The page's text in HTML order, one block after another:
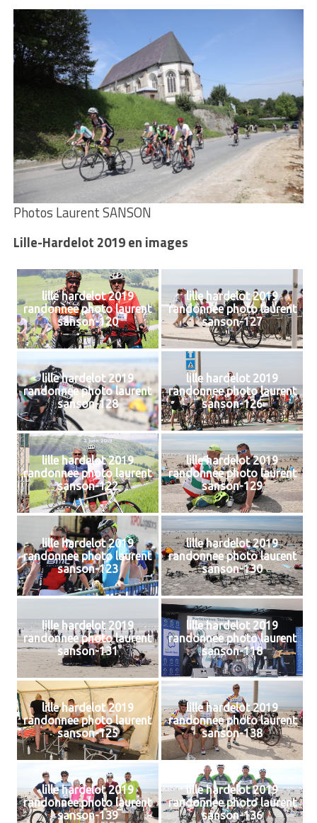
Photos Laurent SANSON
Lille-Hardelot 2019 en images
lille hardelot 2019
randonnee photo laurent
sanson-120
lille hardelot 2019
randonnee photo laurent
sanson-127
lille hardelot 2019
randonnee photo laurent
sanson-128
lille hardelot 2019
randonnee photo laurent
sanson-126
lille hardelot 2019
randonnee photo laurent
sanson-122
lille hardelot 2019
randonnee photo laurent
sanson-129
lille hardelot 2019
randonnee photo laurent
sanson-123
lille hardelot 2019
randonnee photo laurent
sanson-130
lille hardelot 2019
randonnee photo laurent
sanson-131
lille hardelot 2019
randonnee photo laurent
sanson-118
lille hardelot 2019
randonnee photo laurent
sanson-125
lille hardelot 2019
randonnee photo laurent
sanson-138
lille hardelot 2019
randonnee photo laurent
sanson-139
lille hardelot 2019
randonnee photo laurent
sanson-136